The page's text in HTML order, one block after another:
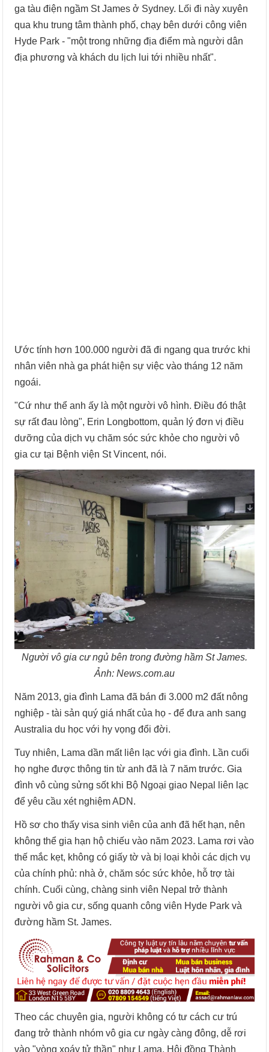
ga tàu điện ngầm St James ở Sydney. Lối đi này xuyên
qua khu trung tâm thành phố, chạy bên dưới công viên
Hyde Park - "một trong những địa điểm mà người dân
địa phương và khách du lịch lui tới nhiều nhất".
Ước tính hơn 100.000 người đã đi ngang qua trước khi
nhân viên nhà ga phát hiện sự việc vào tháng 12 năm
ngoái.
"Cứ như thể anh ấy là một người vô hình. Điều đó thật
sự rất đau lòng", Erin Longbottom, quản lý đơn vị điều
dưỡng của dịch vụ chăm sóc sức khỏe cho người vô
gia cư tại Bệnh viện St Vincent, nói.
Người vô gia cư ngủ bên trong đường hầm St James.
Ảnh: News.com.au
Năm 2013, gia đình Lama đã bán đi 3.000 m2 đất nông
nghiệp - tài sản quý giá nhất của họ - để đưa anh sang
Australia du học với hy vọng đổi đời.
Tuy nhiên, Lama dần mất liên lạc với gia đình. Lần cuối
họ nghe được thông tin từ anh đã là 7 năm trước. Gia
đình vô cùng sửng sốt khi Bộ Ngoại giao Nepal liên lạc
để yêu cầu xét nghiệm ADN.
Hồ sơ cho thấy visa sinh viên của anh đã hết hạn, nên
không thể gia hạn hộ chiếu vào năm 2023. Lama rơi vào
thế mắc kẹt, không có giấy tờ và bị loại khỏi các dịch vụ
của chính phủ: nhà ở, chăm sóc sức khỏe, hỗ trợ tài
chính. Cuối cùng, chàng sinh viên Nepal trở thành
người vô gia cư, sống quanh công viên Hyde Park và
đường hầm St. James.
Theo các chuyên gia, người không có tư cách cư trú
đang trở thành nhóm vô gia cư ngày càng đông, dễ rơi
vào "vòng xoáy tử thần" như Lama. Hội đồng Thành